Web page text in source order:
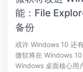
能：File
备份
或许 Windows 10 还
微软将在 Windows
Windows 桌面核心用